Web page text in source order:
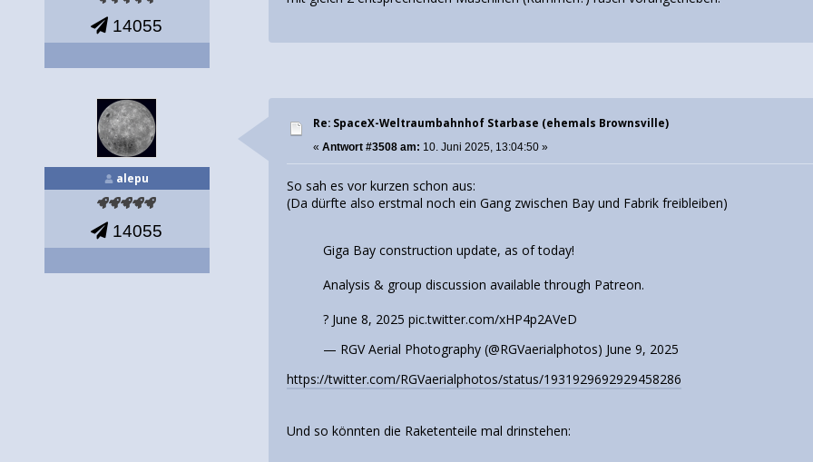
14055
alepu
14055
Re: SpaceX-Weltraumbahnhof Starbase (ehemals Brownsville)
«Antwort #3508 am: 10. Juni 2025, 13:04:50 »
So sah es vor kurzen schon aus:
(Da dürfte also erstmal noch ein Gang zwischen Bay und Fabrik freibleiben)
Giga Bay construction update, as of today!
Analysis & group discussion available through Patreon.
? June 8, 2025pic.twitter.com/xHP4p2AVeD
— RGV Aerial Photography (@RGVaerialphotos) June 9, 2025
https://twitter.com/RGVaerialphotos/status/1931929692929458286
Und so könnten die Raketenteile mal drinstehen: